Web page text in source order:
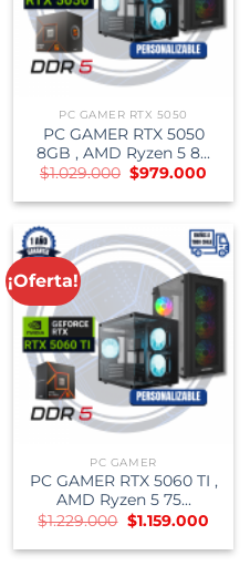
PC GAMER RTX 5050
PC GAMER RTX 5050
8GB , AMD Ryzen 5 8...
$1.029.000 El
precio
original
$1.029.000.
$979.000
¡Oferta!
PC GAMER
PC GAMER RTX 5060 TI ,
AMD Ryzen 5 75...
$1.229.000 El
precio
original
$1.159.000El